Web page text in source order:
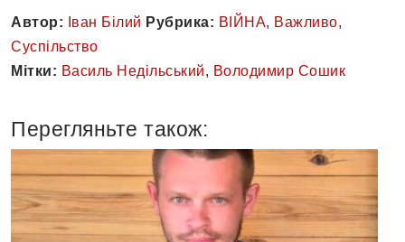
Автор: Іван Білий Рубрика: ВІЙНА, Важливо,
Суспільство
Мітки: Василь Недільський, Володимир Сошик
Перегляньте також: